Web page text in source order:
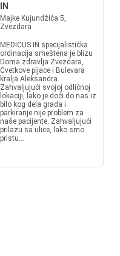
IN
Majke Kujundžića 5,
Zvezdara
MEDICUS IN specijalistička
ordinacija smeštena je blizu
Doma zdravlja Zvezdara,
Cvetkove pijace i Bulevara
kralja Aleksandra.
Zahvaljujući svojoj odličnoj
lokaciji, lako je doći do nas iz
bilo kog dela grada i
parkiranje nije problem za
naše pacijente. Zahvaljujući
prilazu sa ulice, lako smo
pristu...